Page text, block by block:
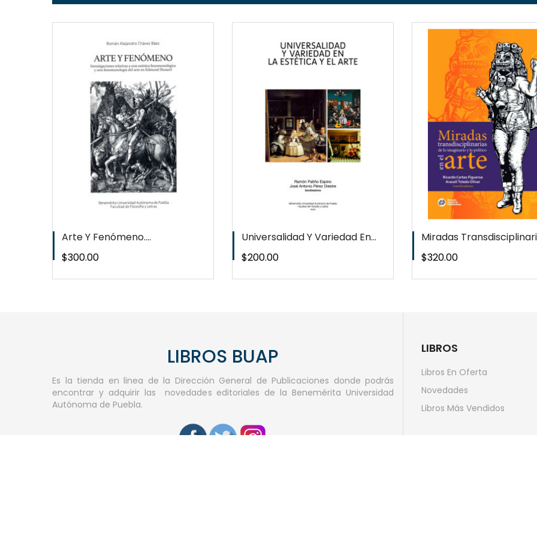
Arte Y Fenómeno....
Precio
$300.00
QUICKVIEW
WISHLIST
Universalidad Y Variedad En...
Precio
$200.00
WISHLIST
Miradas
Precio
$320.00
LIBROS BUAP
Es la tienda en linea de la Dirección General de Publicaciones donde podrás
encontrar y adquirir las novedades editoriales de la Benemérita Universidad
Autónoma de Puebla.
LIBROS
Libros En Oferta
Novedades
Libros Más Vendidos